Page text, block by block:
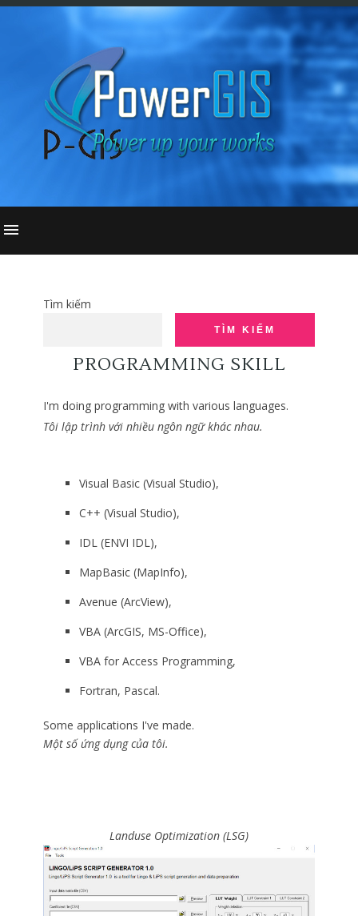
Tìm kiếm
PROGRAMMING SKILL
I'm doing programming with various languages.
Tôi lập trình với nhiều ngôn ngữ khác nhau.
Visual Basic (Visual Studio),
C++ (Visual Studio),
IDL (ENVI IDL),
MapBasic (MapInfo),
Avenue (ArcView),
VBA (ArcGIS, MS-Office),
VBA for Access Programming,
Fortran, Pascal.
Some applications I've made.
Một số ứng dụng của tôi.
Landuse Optimization (LSG)